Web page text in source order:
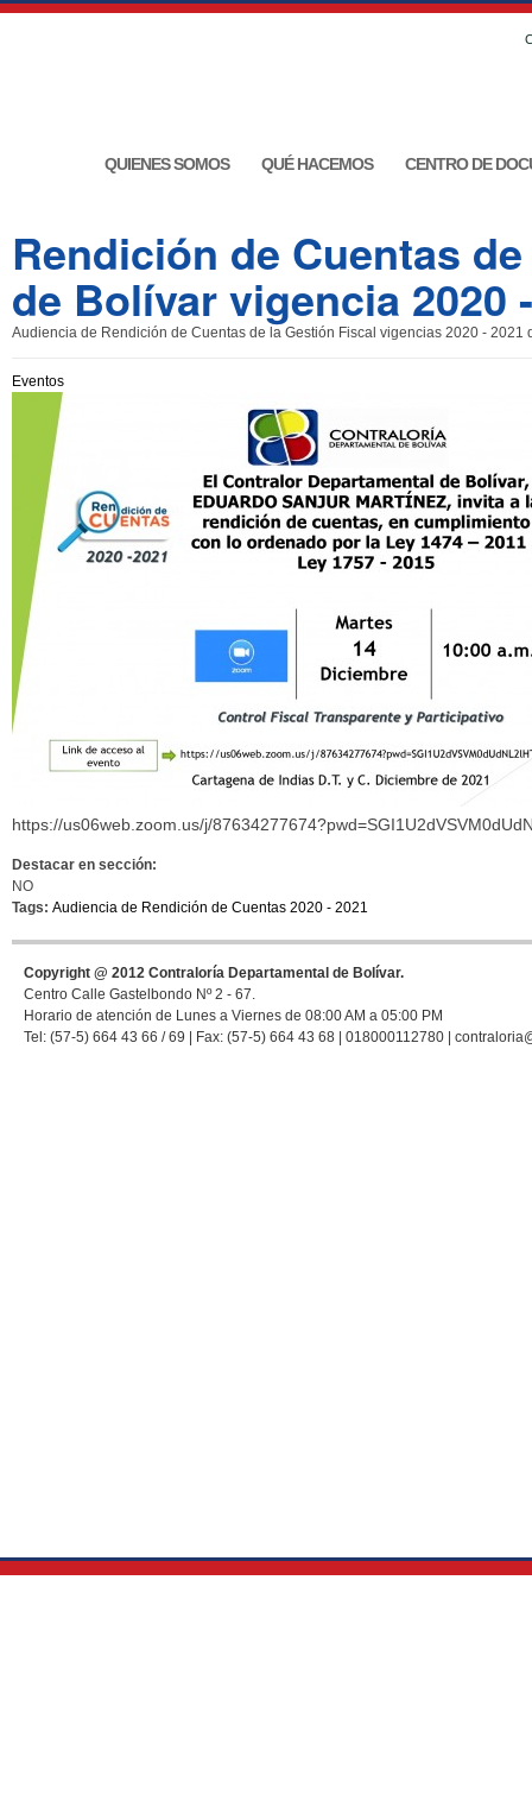
QUIENES SOMOS QUÉ HACEMOS CENTRO DE
Rendición de Cuentas
de Bolívar vigencia 2020
Audiencia de Rendición de Cuentas de la Gestión Fiscal vigencias 2020 - 2021
Eventos
https://us06web.zoom.us/j/
Destacar en sección:
NO
Tags: Audiencia de Rendición de Cuentas 2020 - 2021
Copyright @ 2012 Contraloría Departamental de Bolívar.
Centro Calle Gastelbondo Nº 2 - 67.
Horario de atención de Lunes a Viernes de 08:00 AM a 05:00 PM
Tel: (57-5) 664 43 66 / 69 | Fax: (57-5) 664 43 68 | 018000112780 |